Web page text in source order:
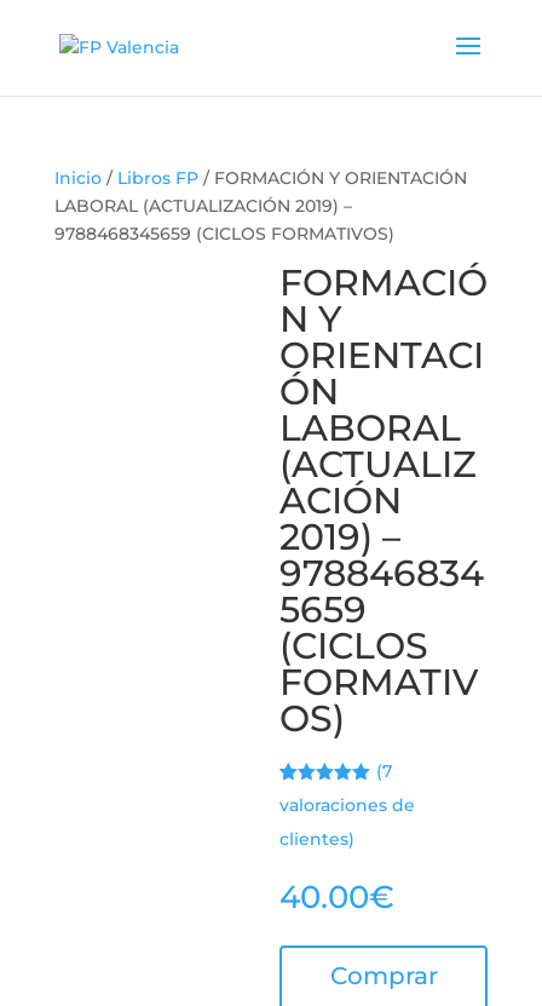
Inicio/ Libros FP/ FORMACIÓN Y ORIENTACIÓN
LABORAL (ACTUALIZACIÓN 2019) –
9788468345659 (CICLOS FORMATIVOS)
FORMACIÓ
N Y
ORIENTACI
ÓN
LABORAL
(ACTUALIZ
ACIÓN
2019) –
978846834
5659
(CICLOS
FORMATIV
OS)
Valorado
con5.00de
5 en base
a
s de
clientes
(7
valoraciones de
clientes)
40.00€
Comprar